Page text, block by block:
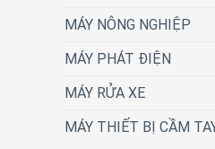
MÁY NÔNG NGHIỆP
MÁY PHÁT ĐIỆN
MÁY RỬA XE
MÁY THIẾT BỊ CẦM